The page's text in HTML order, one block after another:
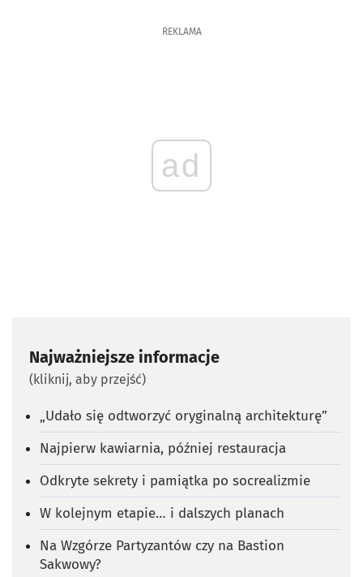
REKLAMA
ad
Najważniejsze informacje
(kliknij, aby przejść)
„Udało się odtworzyć oryginalną architekturę”
Najpierw kawiarnia, później restauracja
Odkryte sekrety i pamiątka po socrealizmie
W kolejnym etapie… i dalszych planach
Na Wzgórze Partyzantów czy na Bastion
Sakwowy?